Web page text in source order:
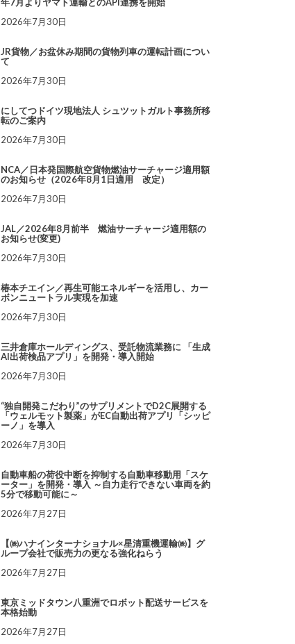
2026年7月30日
JR貨物／お盆休み期間の貨物列車の運転計画につい
て
2026年7月30日
にしてつドイツ現地法人 シュツットガルト事務所移
転のご案内
2026年7月30日
NCA／日本発国際航空貨物燃油サーチャージ適用額
のお知らせ（2026年8月1日適用 改定）
2026年7月30日
JAL／2026年8月前半 燃油サーチャージ適用額の
お知らせ(変更)
2026年7月30日
椿本チエイン／再生可能エネルギーを活用し、カー
ボンニュートラル実現を加速
2026年7月30日
三井倉庫ホールディングス、受託物流業務に 「生成
AI出荷検品アプリ」を開発・導入開始
2026年7月30日
“独自開発こだわり”のサプリメントでD2C展開する
「ウェルモット製薬」がEC自動出荷アプリ「シッピ
ーノ」を導入
2026年7月30日
自動車船の荷役中断を抑制する自動車移動用「スケ
ーター」を開発・導入 ～自力走行できない車両を約
5分で移動可能に～
2026年7月27日
【㈱ハナインターナショナル×星清重機運輸㈱】グ
ループ会社で販売力の更なる強化ねらう
2026年7月27日
東京ミッドタウン八重洲でロボット配送サービスを
本格始動
2026年7月27日